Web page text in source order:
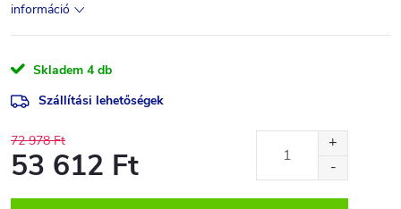
információ
Skladem 4 db
Szállítási lehetőségek
72 978 Ft
53 612 Ft